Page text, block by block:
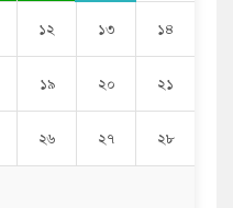
১২ ১৩ ১৪
১৯ ২০ ২১
২৬ ২৭ ২৮